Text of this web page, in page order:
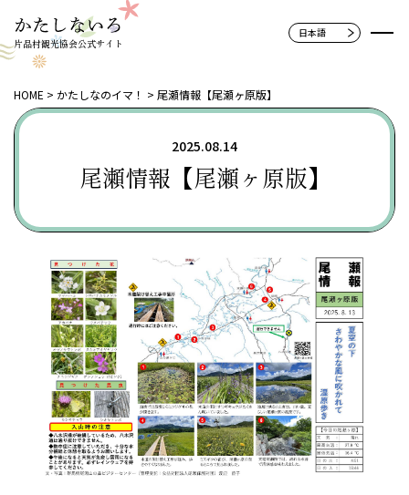
片品村観光協会公式サイト
HOME かたしなのイマ！ 尾瀬情報【尾瀬ヶ原版】
2025.08.14
尾瀬情報【尾瀬ヶ原版】